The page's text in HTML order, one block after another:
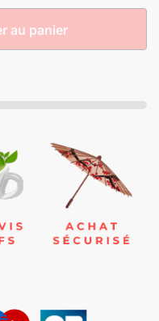
au panier